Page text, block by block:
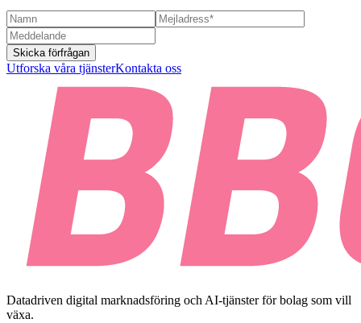
Skicka förfrågan
Utforska våra tjänsterKontakta oss
Datadriven digital marknadsföring och AI-tjänster för bolag som vill
växa.